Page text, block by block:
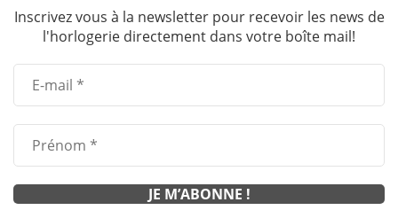
Inscrivez vous à la newsletter pour recevoir les news de
l'horlogerie directement dans votre boîte mail!